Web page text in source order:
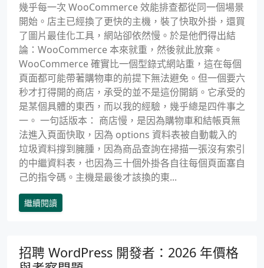
幾乎每一次 WooCommerce 效能排查都從同一個場景
開始。店主已經換了更快的主機，裝了快取外掛，還買
了圖片最佳化工具，網站卻依然慢。於是他們得出結
論：WooCommerce 本來就重，然後就此放棄。
WooCommerce 確實比一個型錄式網站重，這在每個
頁面都可能帶著購物車的前提下無法避免。但一個要六
秒才打得開的商店，承受的並不是這份開銷。它承受的
是某個具體的東西，而以我的經驗，幾乎總是四件事之
一。 一句話版本： 商店慢，是因為購物車和結帳頁無
法進入頁面快取，因為 options 資料表被自動載入的
垃圾資料撐到臃腫，因為商品查詢在掃描一張沒有索引
的中繼資料表，也因為三十個外掛各自往每個頁面塞自
己的指令碼。主機是最後才該換的東...
繼續閱讀
招聘 WordPress 開發者：2026 年價格